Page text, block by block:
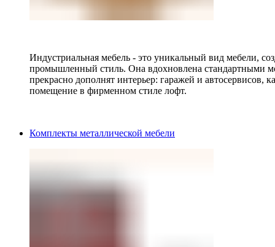
Индустриальная мебель - это уникальный вид мебели,
промышленный стиль. Она вдохновлена стандартными
прекрасно дополнят интерьер: гаражей и автосервисов,
помещение в фирменном стиле лофт.
Комплекты металлической мебели